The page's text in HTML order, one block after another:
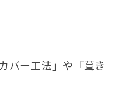
バー工法」や「葺き